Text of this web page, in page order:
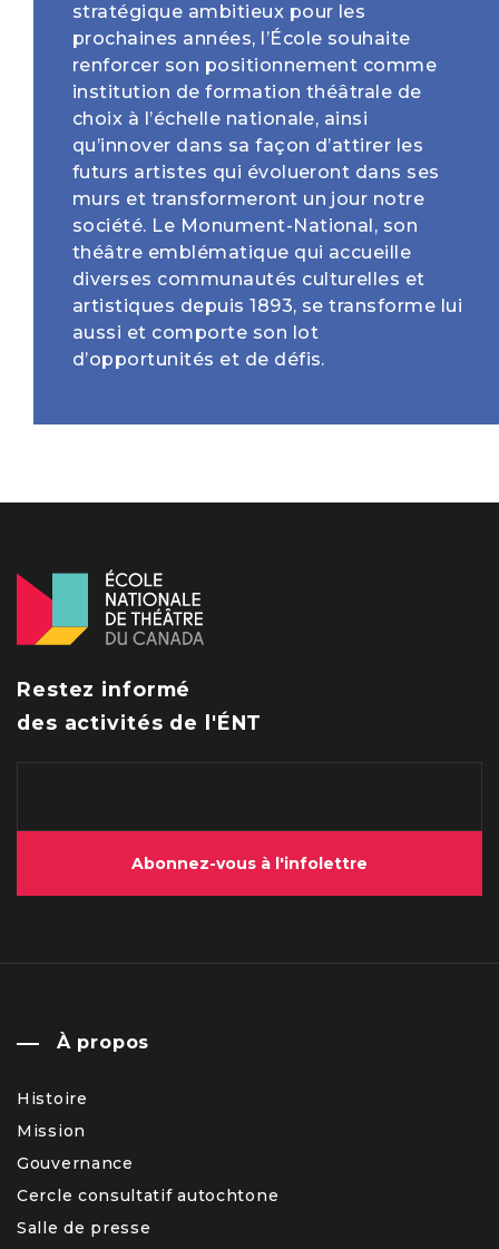
stratégique ambitieux pour les
prochaines années, l’École souhaite
renforcer son positionnement comme
institution de formation théâtrale de
choix à l’échelle nationale, ainsi
qu’innover dans sa façon d’attirer les
futurs artistes qui évolueront dans ses
murs et transformeront un jour notre
société. Le Monument-National, son
théâtre emblématique qui accueille
diverses communautés culturelles et
artistiques depuis 1893, se transforme lui
aussi et comporte son lot
d’opportunités et de défis.
Restez informé
des activités de l'ÉNT
Abonnez-vous à l'infolettre
À propos
Histoire
Mission
Gouvernance
Cercle consultatif autochtone
Salle de presse